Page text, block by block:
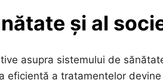
și al
asupra sistemului de
eficientă a tratamentelor